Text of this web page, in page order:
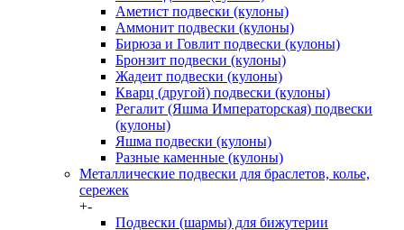
Аметист подвески (кулоны)
Аммонит подвески (кулоны)
Бирюза и Говлит подвески (кулоны)
Бронзит подвески (кулоны)
Жадеит подвески (кулоны)
Кварц (другой) подвески (кулоны)
Регалит (Яшма Императорская) подвески
(кулоны)
Яшма подвески (кулоны)
Разные каменные (кулоны)
Металлические подвески для браслетов, колье,
сережек
+-
Подвески (шармы) для бижутерии